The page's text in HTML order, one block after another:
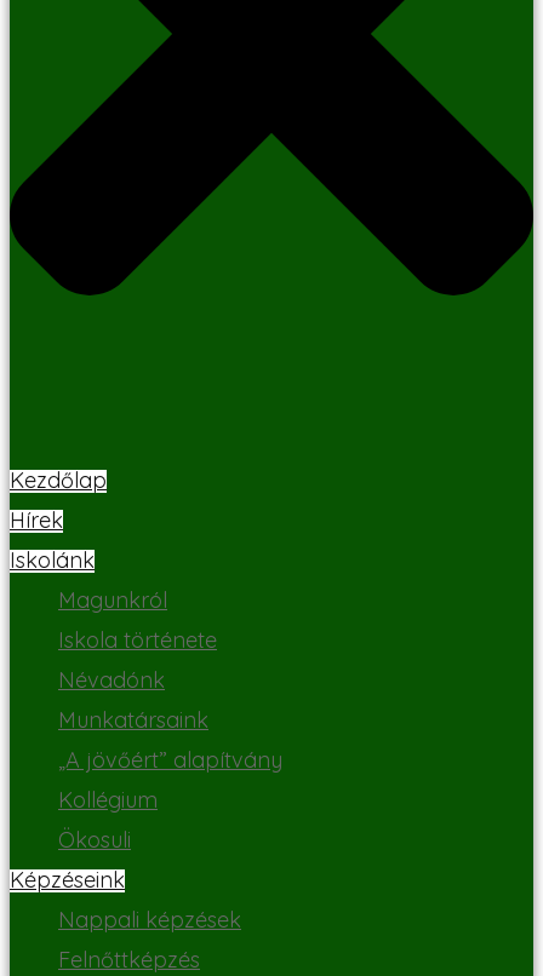
Kezdőlap
Hírek
Iskolánk
Magunkról
Iskola története
Névadónk
Munkatársaink
„A jövőért” alapítvány
Kollégium
Ökosuli
Képzéseink
Nappali képzések
Felnőttképzés